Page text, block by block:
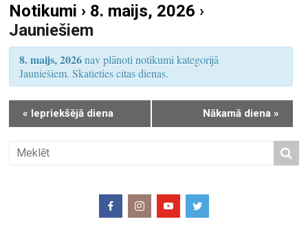
S
e
a
c
h
a
d
u
m
s
i
e
N
Notikumi › 8. maijs, 2026 ›
Jauniešiem
8. maijs, 2026nav plānoti notikumi kategorijā
Jauniešiem. Skatieties citas dienas.
« Iepriekšējā diena Nākamā diena »